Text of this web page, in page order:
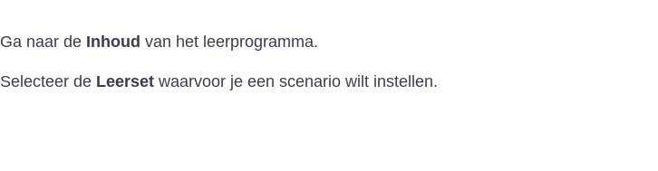
Ga naar de Inhoud van het leerprogramma.
Selecteer de Leerset waarvoor je een scenario wilt instellen.